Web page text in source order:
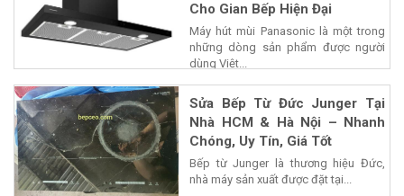
Cho Gian Bếp Hiện Đại
Máy hút mùi Panasonic là một trong
những dòng sản phẩm được người
dùng Việt...
Sửa Bếp Từ Đức Junger Tại
Nhà HCM & Hà Nội – Nhanh
Chóng, Uy Tín, Giá Tốt
Bếp từ Junger là thương hiệu Đức,
nhà máy sản xuất được đặt tại...